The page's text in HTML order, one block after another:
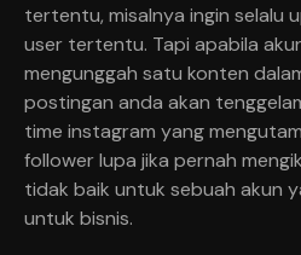
tertentu, misalnya ingin selalu
user tertentu. Tapi apabila
mengunggah satu konten
postingan anda akan
time instagram yang
follower lupa jika pernah
tidak baik untuk sebuah akun
untuk bisnis.